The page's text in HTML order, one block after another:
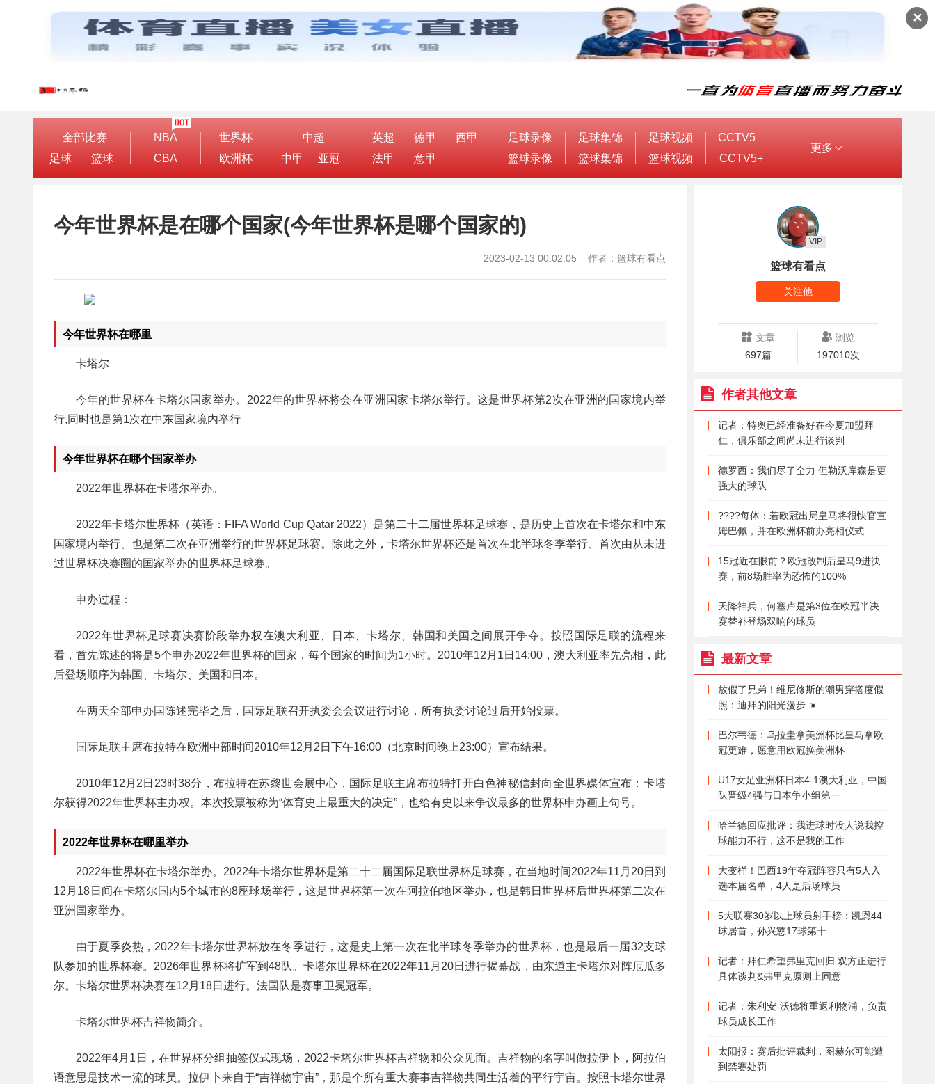
✕
全部比赛
足球
篮球
NBA
CBA
世界杯
欧洲杯
中超
中甲
亚冠
英超 德甲
西甲
法甲
意甲
足球录像
篮球录像
足球集锦
篮球集锦
足球视频
篮球视频
CCTV5
CCTV5+
更多
今年世界杯是在哪个国家(今年世界杯是哪个国家的)
2023-02-13 00:02:05 作者：篮球有看点
今年世界杯在哪里
卡塔尔
今年的世界杯在卡塔尔国家举办。2022年的世界杯将会在亚洲国家卡塔尔举行。这是世界杯第2次在亚洲的国家境内举
行,同时也是第1次在中东国家境内举行
今年世界杯在哪个国家举办
2022年世界杯在卡塔尔举办。
2022年卡塔尔世界杯（英语：FIFA World Cup Qatar 2022）是第二十二届世界杯足球赛，是历史上首次在卡塔尔和中东
国家境内举行、也是第二次在亚洲举行的世界杯足球赛。除此之外，卡塔尔世界杯还是首次在北半球冬季举行、首次由从未进
过世界杯决赛圈的国家举办的世界杯足球赛。
申办过程：
2022年世界杯足球赛决赛阶段举办权在澳大利亚、日本、卡塔尔、韩国和美国之间展开争夺。按照国际足联的流程来
看，首先陈述的将是5个申办2022年世界杯的国家，每个国家的时间为1小时。2010年12月1日14:00，澳大利亚率先亮相，此
后登场顺序为韩国、卡塔尔、美国和日本。
在两天全部申办国陈述完毕之后，国际足联召开执委会会议进行讨论，所有执委讨论过后开始投票。
国际足联主席布拉特在欧洲中部时间2010年12月2日下午16:00（北京时间晚上23:00）宣布结果。
2010年12月2日23时38分，布拉特在苏黎世会展中心，国际足联主席布拉特打开白色神秘信封向全世界媒体宣布：卡塔
尔获得2022年世界杯主办权。本次投票被称为“体育史上最重大的决定”，也给有史以来争议最多的世界杯申办画上句号。
2022年世界杯在哪里举办
2022年世界杯在卡塔尔举办。2022年卡塔尔世界杯是第二十二届国际足联世界杯足球赛，在当地时间2022年11月20日到
12月18日间在卡塔尔国内5个城市的8座球场举行，这是世界杯第一次在阿拉伯地区举办，也是韩日世界杯后世界杯第二次在
亚洲国家举办。
由于夏季炎热，2022年卡塔尔世界杯放在冬季进行，这是史上第一次在北半球冬季举办的世界杯，也是最后一届32支球
队参加的世界杯赛。2026年世界杯将扩军到48队。卡塔尔世界杯在2022年11月20日进行揭幕战，由东道主卡塔尔对阵厄瓜多
尔。卡塔尔世界杯决赛在12月18日进行。法国队是赛事卫冕冠军。
卡塔尔世界杯吉祥物简介。
2022年4月1日，在世界杯分组抽签仪式现场，2022卡塔尔世界杯吉祥物和公众见面。吉祥物的名字叫做拉伊卜，阿拉伯
语意思是技术一流的球员。拉伊卜来自于“吉祥物宇宙”，那是个所有重大赛事吉祥物共同生活着的平行宇宙。按照卡塔尔世界
篮球有看点
VIP
关注他
文章
697篇
浏览
197010次
作者其他文章
记者：特奥已经准备好在今夏加盟拜
仁，俱乐部之间尚未进行谈判
德罗西：我们尽了全力 但勒沃库森是更
强大的球队
????每体：若欧冠出局皇马将很快官宣
姆巴佩，并在欧洲杯前办亮相仪式
15冠近在眼前？欧冠改制后皇马9进决
赛，前8场胜率为恐怖的100%
天降神兵，何塞卢是第3位在欧冠半决
赛替补登场双响的球员
最新文章
放假了兄弟！维尼修斯的潮男穿搭度假
照：迪拜的阳光漫步 ☀️
巴尔韦德：乌拉圭拿美洲杯比皇马拿欧
冠更难，愿意用欧冠换美洲杯
U17女足亚洲杯日本4-1澳大利亚，中国
队晋级4强与日本争小组第一
哈兰德回应批评：我进球时没人说我控
球能力不行，这不是我的工作
大变样！巴西19年夺冠阵容只有5人入
选本届名单，4人是后场球员
5大联赛30岁以上球员射手榜：凯恩44
球居首，孙兴慜17球第十
记者：拜仁希望弗里克回归 双方正进行
具体谈判&弗里克原则上同意
记者：朱利安-沃德将重返利物浦，负责
球员成长工作
太阳报：赛后批评裁判，图赫尔可能遭
到禁赛处罚